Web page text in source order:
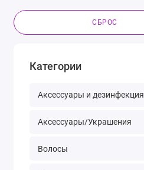
осветление, восстановление
против признаков старения,
восстановление
увлажнение, улучшение цвета
СБРОС
Категории
Аксессуары и дезинфекция
Аксессуары/Украшения
Волосы